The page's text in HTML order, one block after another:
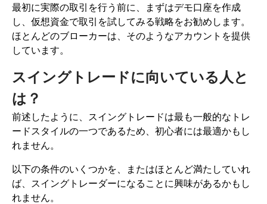
最初に実際の取引を行う前に、まずはデモ口座を作成
し、仮想資金で取引を試してみる戦略をお勧めします。
ほとんどのブローカーは、そのようなアカウントを提供
しています。
スイングトレードに向いている人と
は？
前述したように、スイングトレードは最も一般的なトレ
ードスタイルの一つであるため、初心者には最適かもし
れません。
以下の条件のいくつかを、またはほとんど満たしていれ
ば、スイングトレーダーになることに興味があるかもし
れません。